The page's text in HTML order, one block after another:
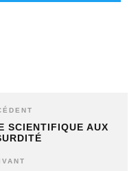
SCIENTIFIQUE AUX